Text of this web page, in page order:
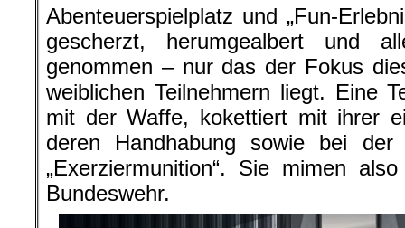
Abenteuerspielplatz und „Fun-
gescherzt, herumgealbert und
genommen – nur das der Fokus
weiblichen Teilnehmern liegt. Eine
mit der Waffe, kokettiert mit ihrer
deren Handhabung sowie bei
„Exerziermunition“. Sie mimen
Bundeswehr.